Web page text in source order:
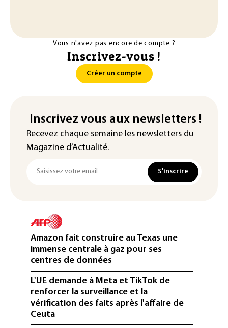
Vous n'avez pas encore de compte ?
Inscrivez-vous !
Créer un compte
Inscrivez vous aux newsletters !
Recevez chaque semaine les newsletters du
Magazine d’Actualité.
S'inscrire
Amazon fait construire au Texas une
immense centrale à gaz pour ses
centres de données
L'UE demande à Meta et TikTok de
renforcer la surveillance et la
vérification des faits après l'affaire de
Ceuta